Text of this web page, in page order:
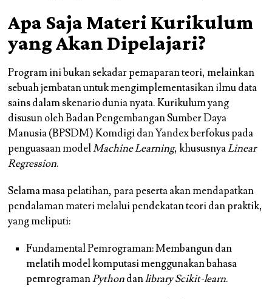
Apa Saja Materi Kurikulum
yang Akan Dipelajari?
Program ini bukan sekadar pemaparan teori, melainkan
sebuah jembatan untuk mengimplementasikan ilmu data
sains dalam skenario dunia nyata. Kurikulum yang
disusun oleh Badan Pengembangan Sumber Daya
Manusia (BPSDM) Komdigi dan Yandex berfokus pada
penguasaan modelMachine Learning, khususnyaLinear
Regression.
Selama masa pelatihan, para peserta akan mendapatkan
pendalaman materi melalui pendekatan teori dan praktik,
yang meliputi:
Fundamental Pemrograman: Membangun dan
melatih model komputasi menggunakan bahasa
pemrogramanPythondanlibrary Scikit-learn.